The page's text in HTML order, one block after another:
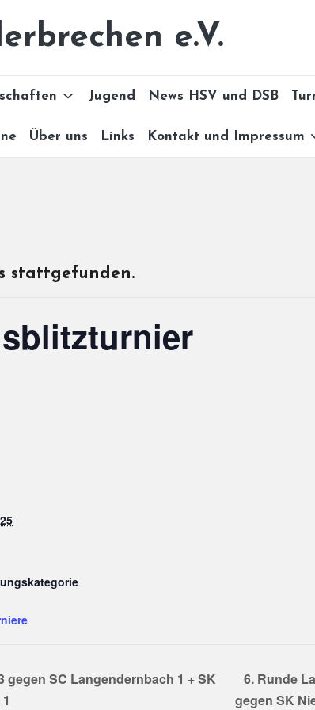
e.V.
Jugend News HSV und DSB
Über uns Links Kontakt und Impressum
stattgefunden.
SC Langendernbach 1 + SK
6. Runde
gegen SK